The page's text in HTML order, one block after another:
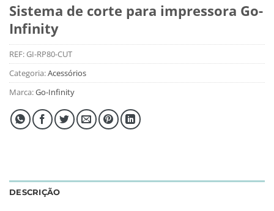
Sistema de corte para impressora Go-
Infinity
REF:GI-RP80-CUT
Categoria:Acessórios
Marca:Go-Infinity
DESCRIÇÃO